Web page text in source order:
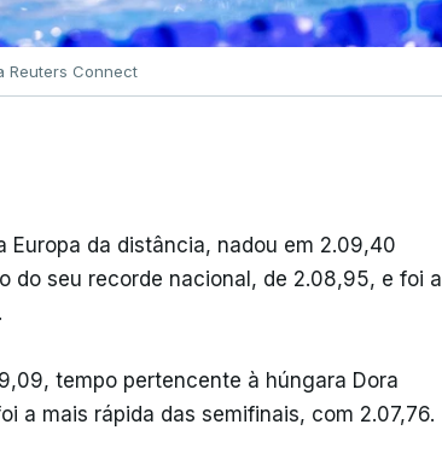
Reuters Connect
Europa da distância, nadou em 2.09,40
do seu recorde nacional, de 2.08,95, e foi a
tempo pertencente à húngara Dora
a mais rápida das semifinais, com 2.07,76.